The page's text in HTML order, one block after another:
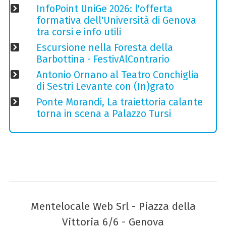
InfoPoint UniGe 2026: l'offerta
formativa dell'Università di Genova
tra corsi e info utili
Escursione nella Foresta della
Barbottina - FestivAlContrario
Antonio Ornano al Teatro Conchiglia
di Sestri Levante con (In)grato
Ponte Morandi, La traiettoria calante
torna in scena a Palazzo Tursi
Mentelocale Web Srl - Piazza della
Vittoria 6/6 - Genova